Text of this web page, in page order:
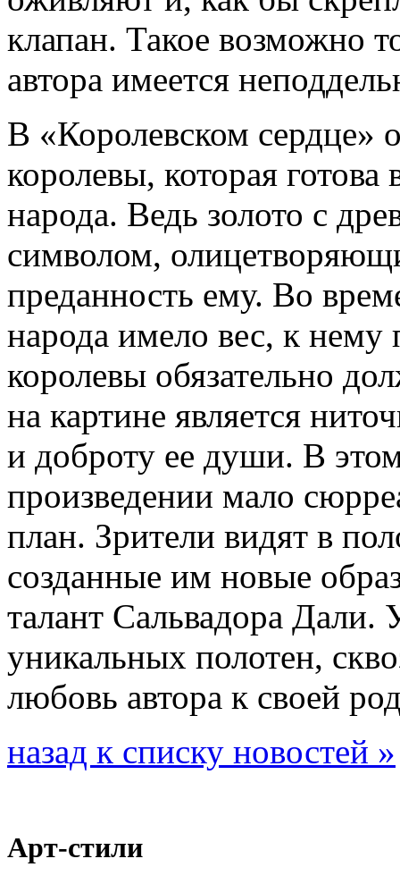
клапан. Такое возможно
автора имеется
В «Королевском сердце»
королевы, которая готова
народа. Ведь золото с
символом,
преданность ему. Во
народа имело вес, к
королевы обязательно
на картине является
и доброту ее души. В
произведении мало
план. Зрители видят в
созданные им новые
талант Сальвадора Дали.
уникальных полотен,
любовь автора к своей
назад к списку новостей »
Арт-стили